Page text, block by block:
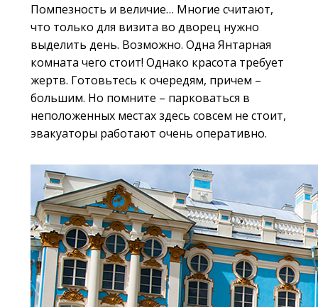
Помпезность и величие… Многие считают,
что только для визита во дворец нужно
выделить день. Возможно. Одна Янтарная
комната чего стоит! Однако красота требует
жертв. Готовьтесь к очередям, причем –
большим. Но помните – парковаться в
неположенных местах здесь совсем не стоит,
эвакуаторы работают очень оперативно.